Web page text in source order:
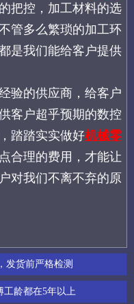
把控，加工材料的选
管多么繁琐的加工环
是我们能给客户提供
的供应商，给客户
客户超乎预期的数控
踏踏实实做好机械零
合理的费用，才能让
对我们不离不弃的原
发货前严格检测
龄都在5年以上